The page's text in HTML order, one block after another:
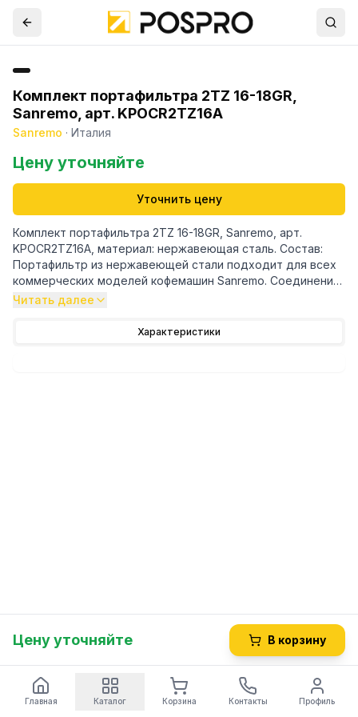
Комплект портафильтра 2TZ 16-18GR,
Sanremo, арт. KPOCR2TZ16A
Sanremo · Италия
Цену уточняйте
Уточнить цену
Комплект портафильтра 2TZ 16-18GR, Sanremo, арт.
KPOCR2TZ16A, материал: нержавеющая сталь. Состав:
Портафильтр из нержавеющей стали подходит для всех
коммерческих моделей кофемашин Sanremo. Соединение
с двойным носиком 3/8 дюйма , несъемная ручка.
мм и фильтрующая корзина IMS Competition на 16-18 грамм
Читать далее
Характеристики
Цену уточняйте В корзину
Главная Каталог Корзина Контакты Профиль